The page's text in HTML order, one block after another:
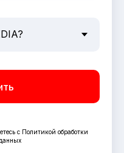
с Политикой обработки